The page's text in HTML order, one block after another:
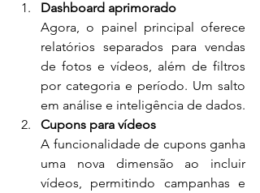
Dashboard aprimorado
Agora, o painel principal oferece
relatórios separados para vendas
de fotos e vídeos, além de filtros
por categoria e período. Um salto
em análise e inteligência de dados.
Cupons para vídeos
A funcionalidade de cupons ganha
uma nova dimensão ao incluir
vídeos, permitindo campanhas e